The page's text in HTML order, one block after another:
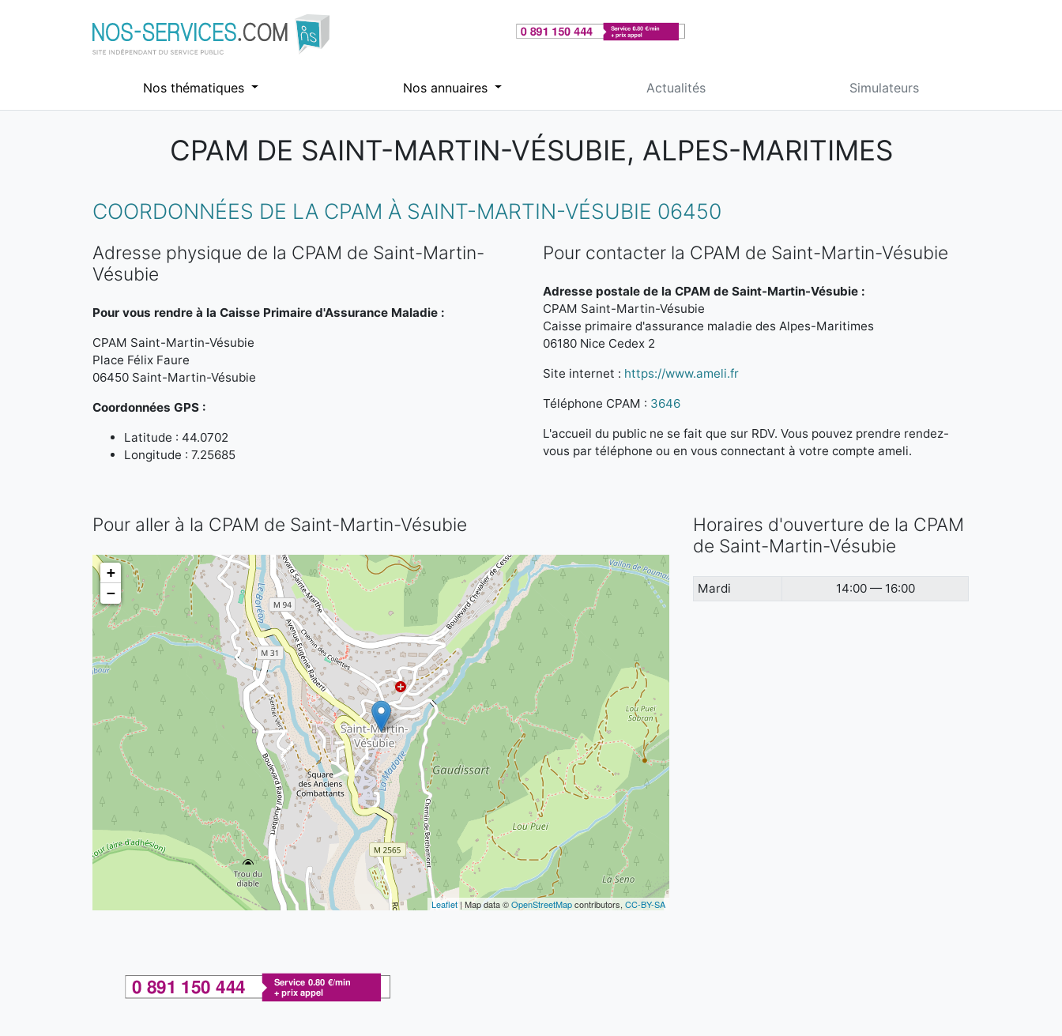
Nos thématiques Nos annuaires Actualités Simulateurs
CPAM DE SAINT-MARTIN-VÉSUBIE, ALPES-MARITIMES
COORDONNÉES DE LA CPAM À SAINT-MARTIN-VÉSUBIE 06450
Adresse physique de la CPAM de Saint-Martin-
Vésubie
Pour vous rendre à la Caisse Primaire d'Assurance Maladie :
CPAM Saint-Martin-Vésubie
Place Félix Faure
06450 Saint-Martin-Vésubie
Coordonnées GPS :
Latitude : 44.0702
Longitude : 7.25685
Pour contacter la CPAM de Saint-Martin-Vésubie
Adresse postale de la CPAM de Saint-Martin-Vésubie :
CPAM Saint-Martin-Vésubie
Caisse primaire d'assurance maladie des Alpes-Maritimes
06180 Nice Cedex 2
Site internet : https://www.ameli.fr
Téléphone CPAM : 3646
L'accueil du public ne se fait que sur RDV. Vous pouvez prendre rendez-
vous par téléphone ou en vous connectant à votre compte ameli.
Pour aller à la CPAM de Saint-Martin-Vésubie
+
−
Leaflet| Map data ©OpenStreetMapcontributors, CC-BY-SA
Horaires d'ouverture de la CPAM
de Saint-Martin-Vésubie
Mardi 14:00 — 16:00